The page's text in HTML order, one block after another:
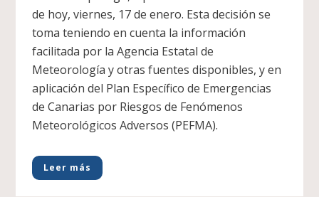
de hoy, viernes, 17 de enero. Esta decisión se
toma teniendo en cuenta la información
facilitada por la Agencia Estatal de
Meteorología y otras fuentes disponibles, y en
aplicación del Plan Específico de Emergencias
de Canarias por Riesgos de Fenómenos
Meteorológicos Adversos (PEFMA).
Leer más